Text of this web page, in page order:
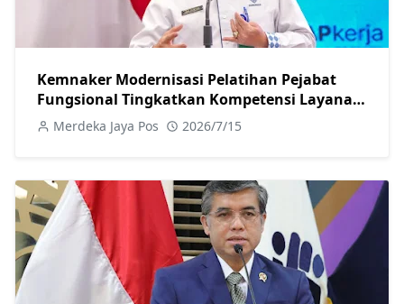
Kemnaker Modernisasi Pelatihan Pejabat
Fungsional Tingkatkan Kompetensi Layanan
Ketenagakerjaan
Merdeka Jaya Pos 2026/7/15